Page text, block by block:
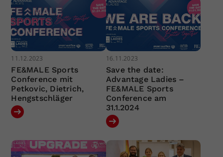
11.12.2023
FE&MALE Sports
Conference mit
Petkovic, Dietrich,
Hengstschläger
16.11.2023
Save the date:
Advantage Ladies –
FE&MALE Sports
Conference am
31.1.2024